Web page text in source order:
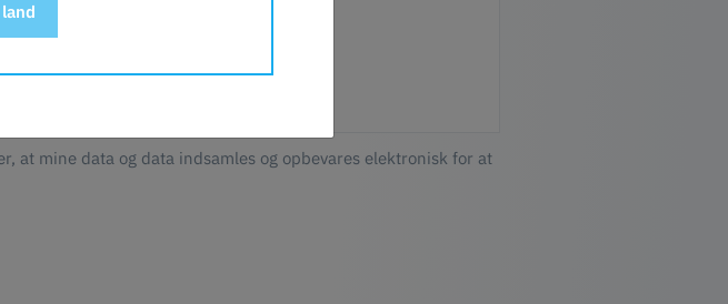
at mine data og data indsamles og opbevares elektronisk for at